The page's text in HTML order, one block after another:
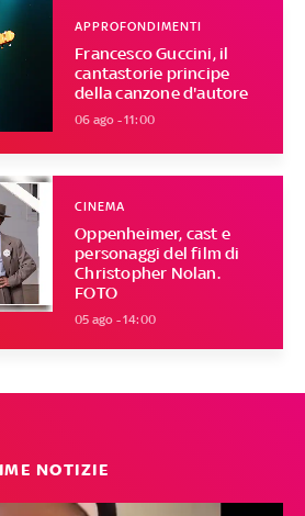
Francesco Guccini, il
cantastorie principe
della canzone d'autore
APPROFONDIMENTI
06 ago - 11:00
Oppenheimer, cast e
personaggi del film di
Christopher Nolan.
FOTO
CINEMA
05 ago - 14:00
NOTIZIE